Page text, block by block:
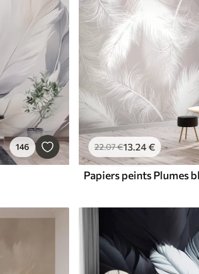
146 22.07€13.24€